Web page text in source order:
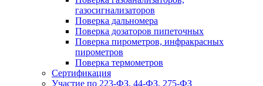
газосигнализаторов
Поверка дальномера
Поверка дозаторов пипеточных
Поверка пирометров, инфракрасных
пирометров
Поверка термометров
Сертификация
Участие по 223-ФЗ, 44-ФЗ, 275-ФЗ